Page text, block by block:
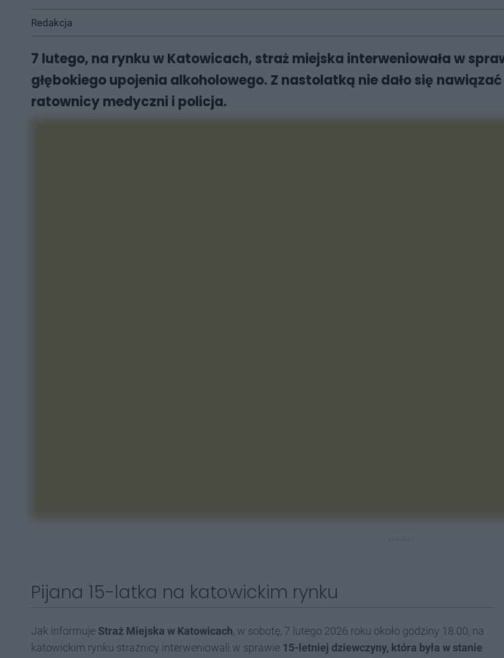
Redakcja
7 lutego, na rynku w Katowicach, straż miejska interweniowała w
głębokiego upojenia alkoholowego. Z nastolatką nie dało się
ratownicy medyczni i policja.
Pijana 15-latka na katowickim rynku
Jak informuje Straż Miejska w Katowicach , w sobotę, 7 lutego 2026 roku około godziny 18.00, na
katowickim rynku strażnicy interweniowali w sprawie 15-letniej dziewczyny, która była w stanie